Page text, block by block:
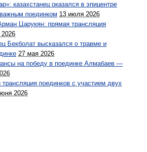
казахстанец оказался в эпицентре
поединком 13 июля 2026
Царукян: прямая трансляция
Бекболат высказался о травме и
27 мая 2026
на победу в поединке Алмабаев —
поединков с участием двух
2026